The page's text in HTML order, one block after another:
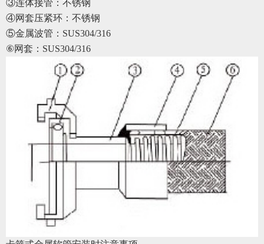
③连体接管：不锈钢
④网套压紧环：不锈钢
⑤金属波管：SUS304/316
⑥网套：SUS304/316